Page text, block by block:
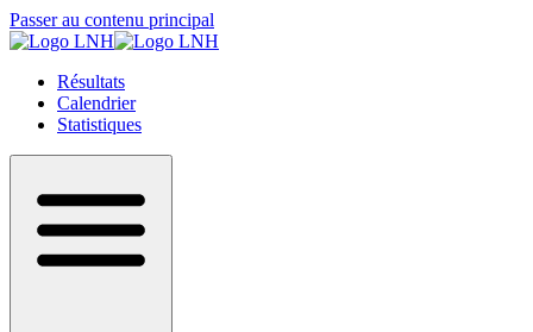
Passer au contenu principal
Résultats
Calendrier
Statistiques